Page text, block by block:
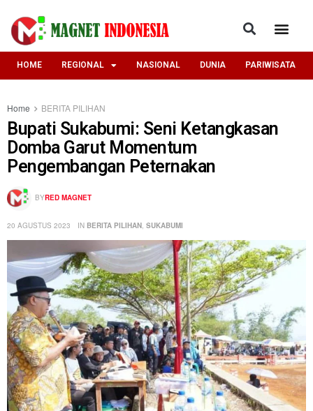
HOME REGIONAL NASIONAL DUNIA PARIWISATA
Home BERITA PILIHAN
Bupati Sukabumi: Seni Ketangkasan
Domba Garut Momentum
Pengembangan Peternakan
BYRED MAGNET
20 AGUSTUS 2023 IN BERITA PILIHAN SUKABUMI